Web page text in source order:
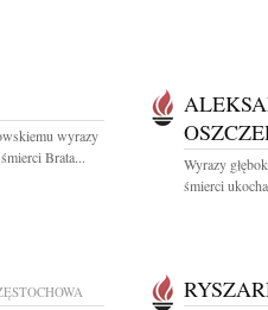
wyrazy
Brata...
Wyrazy
śmierci